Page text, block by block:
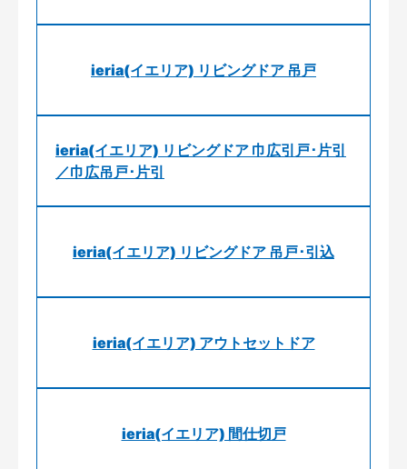
ieria(イエリア) リビングドア 吊戸
ieria(イエリア) リビングドア 巾広引戸･片引
／巾広吊戸･片引
ieria(イエリア) リビングドア 吊戸･引込
ieria(イエリア) アウトセットドア
ieria(イエリア) 間仕切戸